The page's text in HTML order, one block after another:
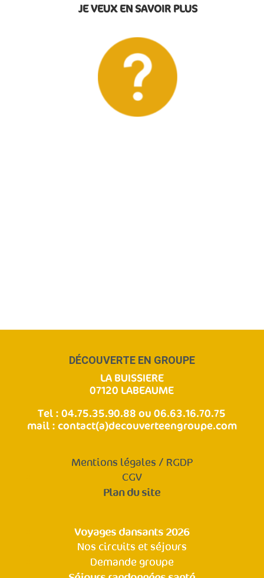
JE VEUX EN SAVOIR PLUS
DÉCOUVERTE EN GROUPE
LA BUISSIERE
07120 LABEAUME
Tel : 04.75.35.90.88 ou 06.63.16.70.75
mail : contact(a)decouverteengroupe.com
Mentions légales / RGDP
CGV
Plan du site
Voyages dansants 2026
Nos circuits et séjours
Demande groupe